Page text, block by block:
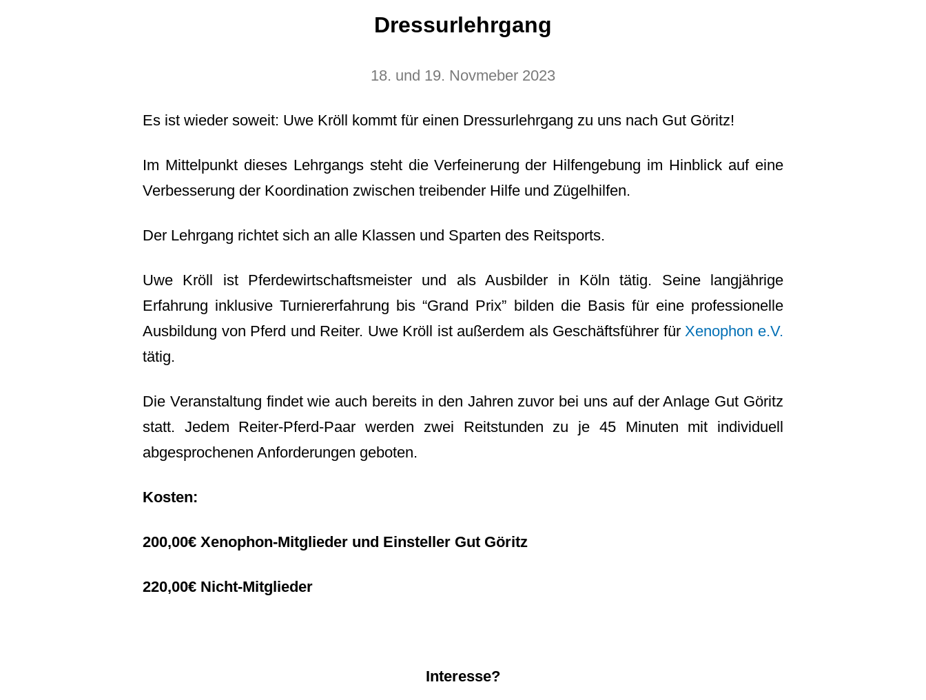
Dressurlehrgang
18. und 19. Novmeber 2023
Es ist wieder soweit: Uwe Kröll kommt für einen Dressurlehrgang zu uns nach Gut Göritz!
Im Mittelpunkt dieses Lehrgangs steht die Verfeinerung der Hilfengebung im Hinblick auf eine
Verbesserung der Koordination zwischen treibender Hilfe und Zügelhilfen.
Der Lehrgang richtet sich an alle Klassen und Sparten des Reitsports.
Uwe Kröll ist Pferdewirtschaftsmeister und als Ausbilder in Köln tätig. Seine langjährige
Erfahrung inklusive Turniererfahrung bis “Grand Prix” bilden die Basis für eine professionelle
Ausbildung von Pferd und Reiter. Uwe Kröll ist außerdem als Geschäftsführer fürXenophon e.V.
tätig.
Die Veranstaltung findet wie auch bereits in den Jahren zuvor bei uns auf der Anlage Gut Göritz
statt. Jedem Reiter-Pferd-Paar werden zwei Reitstunden zu je 45 Minuten mit individuell
abgesprochenen Anforderungen geboten.
Kosten:
200,00€ Xenophon-Mitglieder und Einsteller Gut Göritz
220,00€ Nicht-Mitglieder
Interesse?